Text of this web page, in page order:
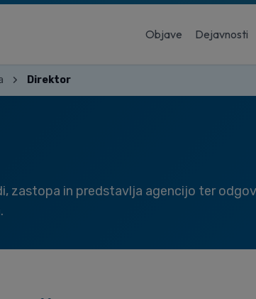
Objave Dejavnosti
Direktor
zastopa in predstavlja agencijo ter